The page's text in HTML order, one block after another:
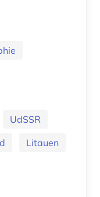
UdSSR
Litauen